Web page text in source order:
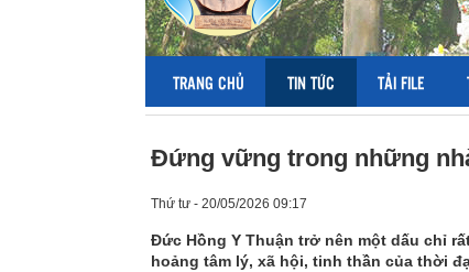
TRANG CHỦ TIN TỨC TẢI FILE
Đứng vững trong những
Thứ tư - 20/05/2026 09:17
Đức Hồng Y Thuận trở nên một dấu chỉ
hoảng tâm lý, xã hội, tinh thần của thời